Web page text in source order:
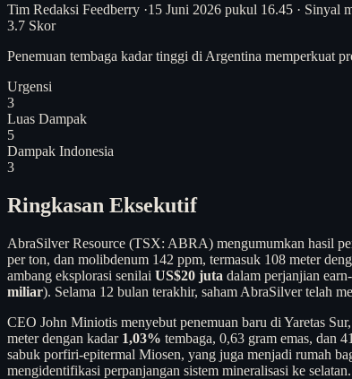
Tim Redaksi Feedberry ·15 Juni 2026 pukul 16.45 · Sinyal
3.7 Skor
Penemuan tembaga kadar tinggi di Argentina memperkuat
Urgensi
3
Luas Dampak
5
Dampak Indonesia
3
Ringkasan Eksekutif
AbraSilver Resource (TSX: ABRA) mengumumkan hasil
per ton, dan molibdenum 142 ppm, termasuk 108 meter
ambang eksplorasi senilai US$20 juta dalam perjanjian
miliar). Selama 12 bulan terakhir, saham AbraSilver telah
CEO John Miniotis menyebut penemuan baru di Yaretas
meter dengan kadar 1,03% tembaga, 0,63 gram emas, dan
sabuk porfiri-epitermal Miosen, yang juga menjadi rumah
mengidentifikasi perpanjangan sistem mineralisasi ke